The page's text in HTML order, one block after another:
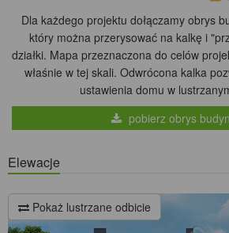
Dla każdego projektu dołączamy obrys
który można przerysować na kalkę i
działki. Mapa przeznaczona do celów
właśnie w tej skali. Odwrócona kalka
ustawienia domu w
pobierz obrys
Elewacje
Pokaż lustrzane odbicie